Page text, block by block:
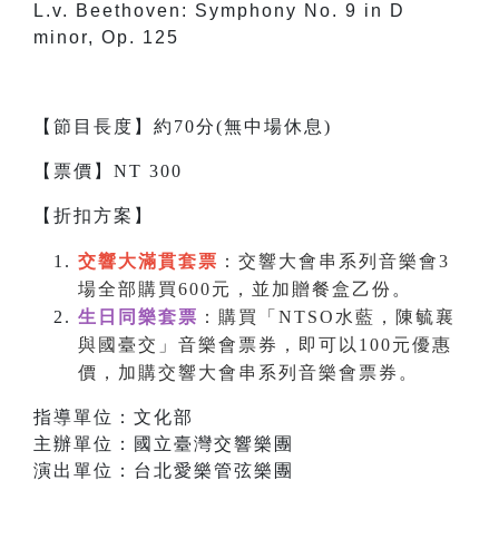
L.v. Beethoven: Symphony No. 9 in D
minor, Op. 125
【節目長度】約70分(無中場休息)
【票價】NT 300
【折扣方案】
交響大滿貫套票 ：交響大會串系列音樂會3
場全部購買600元，並加贈餐盒乙份 。
生日同樂套票 ：購買「NTSO水藍，陳毓襄
與國臺交」音樂會票券，即可以100元優惠
價，加購交響大會串系列音樂會票券。
指導單位：文化部
主辦單位：國立臺灣交響樂團
演出單位：台北愛樂管弦樂團